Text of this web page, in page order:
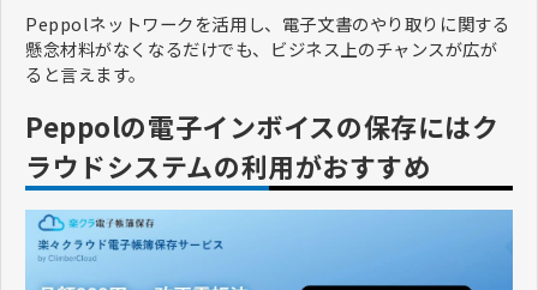
Peppolネットワークを活用し、電子文書のやり取りに関する
懸念材料がなくなるだけでも、ビジネス上のチャンスが広が
ると言えます。
Peppolの電子インボイスの保存にはク
ラウドシステムの利用がおすすめ